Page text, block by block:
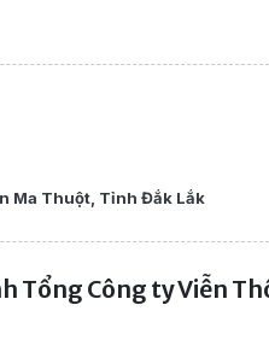
Ma Thuột, Tỉnh Đắk Lắk
Tổng Công ty Viễn